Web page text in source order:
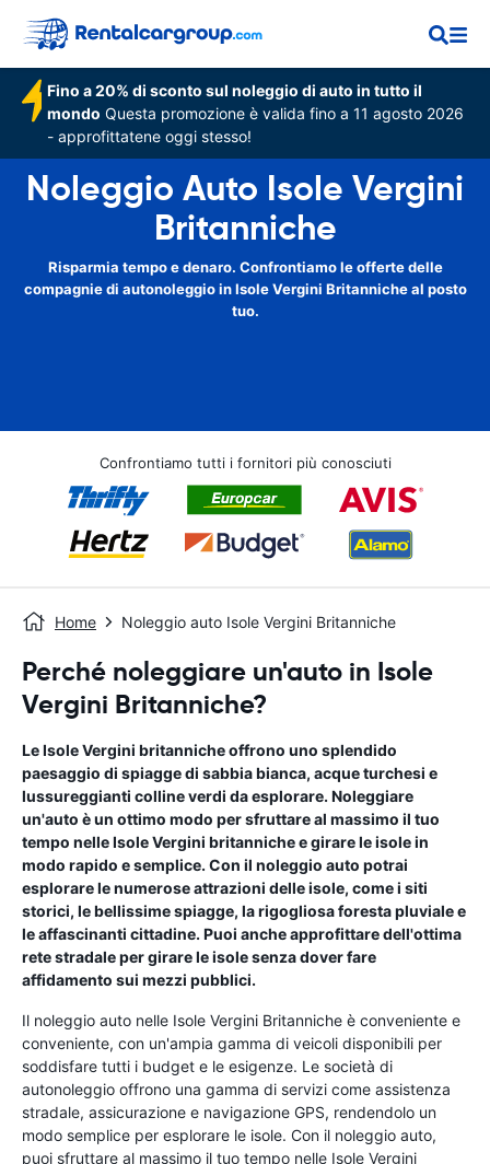
Fino a 20% di sconto sul noleggio di auto in tutto il
mondo Questa promozione è valida fino a 11 agosto 2026
- approfittatene oggi stesso!
Noleggio Auto Isole Vergini
Britanniche
Risparmia tempo e denaro. Confrontiamo le offerte delle
compagnie di autonoleggio in Isole Vergini Britanniche al posto
tuo.
Confrontiamo tutti i fornitori più conosciuti
Home Noleggio auto Isole Vergini Britanniche
Perché noleggiare un'auto in Isole
Vergini Britanniche?
Le Isole Vergini britanniche offrono uno splendido
paesaggio di spiagge di sabbia bianca, acque turchesi e
lussureggianti colline verdi da esplorare. Noleggiare
un'auto è un ottimo modo per sfruttare al massimo il tuo
tempo nelle Isole Vergini britanniche e girare le isole in
modo rapido e semplice. Con il noleggio auto potrai
esplorare le numerose attrazioni delle isole, come i siti
storici, le bellissime spiagge, la rigogliosa foresta pluviale e
le affascinanti cittadine. Puoi anche approfittare dell'ottima
rete stradale per girare le isole senza dover fare
affidamento sui mezzi pubblici.
Il noleggio auto nelle Isole Vergini Britanniche è conveniente e
conveniente, con un'ampia gamma di veicoli disponibili per
soddisfare tutti i budget e le esigenze. Le società di
autonoleggio offrono una gamma di servizi come assistenza
stradale, assicurazione e navigazione GPS, rendendolo un
modo semplice per esplorare le isole. Con il noleggio auto,
puoi sfruttare al massimo il tuo tempo nelle Isole Vergini